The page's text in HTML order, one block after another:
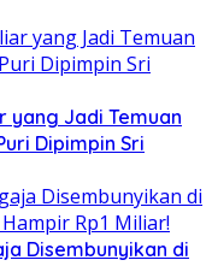
yang Jadi Temuan
Dipimpin Sri
Disembunyikan di